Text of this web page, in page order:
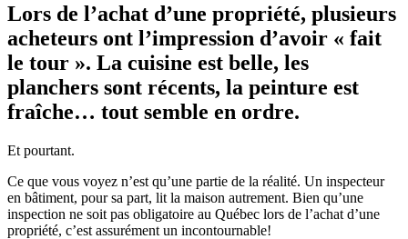
Lors de l’achat d’une propriété, plusieurs
acheteurs ont l’impression d’avoir « fait
le tour ». La cuisine est belle, les
planchers sont récents, la peinture est
fraîche… tout semble en ordre.
Et pourtant.
Ce que vous voyez n’est qu’une partie de la réalité. Un inspecteur
en bâtiment, pour sa part, lit la maison autrement. Bien qu’une
inspection ne soit pas obligatoire au Québec lors de l’achat d’une
propriété, c’est assurément un incontournable!